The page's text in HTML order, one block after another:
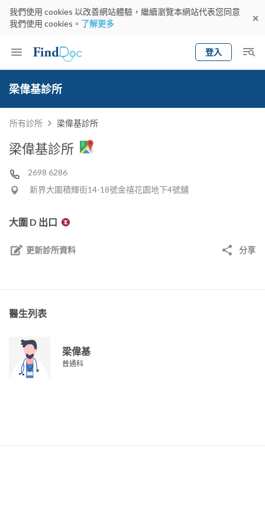
我們使用 cookies 以改善網站體驗，繼續瀏覽本網站代表您同意
我們使用 cookies。 了解更多
登入
Keyword
梁偉基診所
所有診所 梁偉基診所
梁偉基診所
2698 6286
新界大圍積輝街14-18號金禧花園地下4號舖
大圍 D 出口
更新診所資料 分享
醫生列表
梁偉基
普通科